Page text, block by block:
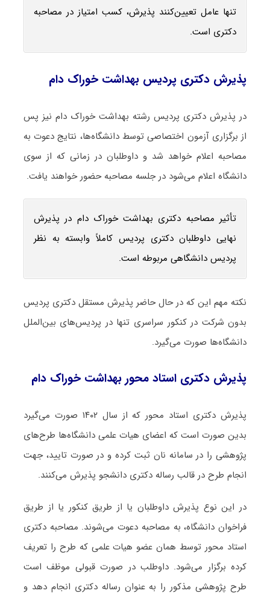
تنها عامل تعیین‌کنند پذیرش، کسب امتیاز در مصاحبه
دکتری است.
پذیرش دکتری پردیس بهداشت خوراک دام
در پذیرش دکتری پردیس رشته بهداشت خوراک دام نیز پس
از برگزاری آزمون اختصاصی توسط دانشگاه‌ها، نتایج دعوت به
مصاحبه اعلام خواهد شد و داوطلبان در زمانی که از سوی
دانشگاه اعلام می‌شود در جلسه مصاحبه حضور خواهند یافت.
تأثیر مصاحبه دکتری بهداشت خوراک دام در پذیرش
نهایی داوطلبان دکتری پردیس کاملاً وابسته به نظر
پردیس دانشگاهی مربوطه است.
نکته مهم این که در حال حاضر پذیرش مستقل دکتری پردیس
بدون شرکت در کنکور سراسری تنها در پردیس‌های بین‌الملل
دانشگاه‌ها صورت می‌گیرد.
پذیرش دکتری استاد محور بهداشت خوراک دام
پذیرش دکتری استاد محور که از سال ۱۴۰۲ صورت می‌گیرد
بدین صورت است که اعضای هیات علمی دانشگاه‌ها طرح‌های
پژوهشی را در سامانه نان ثبت کرده و در صورت تایید، جهت
انجام طرح در قالب رساله دکتری دانشجو پذیرش می‌کنند.
در این نوع پذیرش داوطلبان یا از طریق کنکور یا از طریق
فراخوان دانشگاه، به مصاحبه دعوت می‌شوند. مصاحبه دکتری
استاد محور توسط همان عضو هیات علمی که طرح را تعریف
کرده برگزار می‌شود. داوطلب در صورت قبولی موظف است
طرح پژوهشی مذکور را به عنوان رساله دکتری انجام دهد و